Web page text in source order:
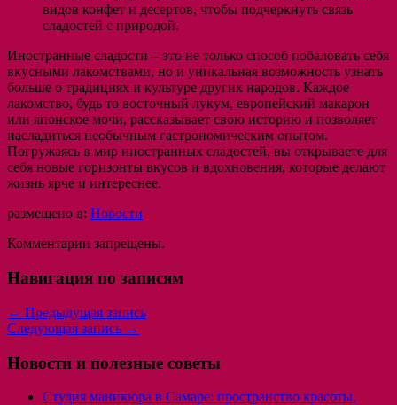
видов конфет и десертов, чтобы подчеркнуть связь
сладостей с природой.
Иностранные сладости – это не только способ побаловать себя
вкусными лакомствами, но и уникальная возможность узнать
больше о традициях и культуре других народов. Каждое
лакомство, будь то восточный лукум, европейский макарон
или японское мочи, рассказывает свою историю и позволяет
насладиться необычным гастрономическим опытом.
Погружаясь в мир иностранных сладостей, вы открываете для
себя новые горизонты вкусов и вдохновения, которые делают
жизнь ярче и интереснее.
размещено в: Новости
Комментарии запрещены.
Навигация по записям
← Предыдущая запись
Следующая запись →
Новости и полезные советы
Студия маникюра в Самаре: пространство красоты,